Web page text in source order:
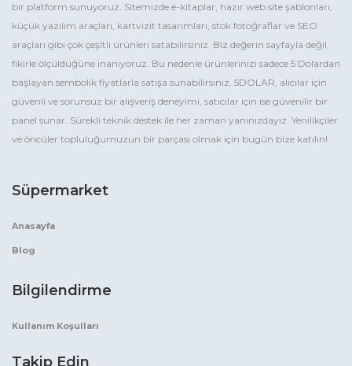
bir platform sunuyoruz. Sitemizde e-kitaplar, hazır web site şablonları,
küçük yazılım araçları, kartvizit tasarımları, stok fotoğraflar ve SEO
araçları gibi çok çeşitli ürünleri satabilirsiniz. Biz değerin sayfayla değil,
fikirle ölçüldüğüne inanıyoruz. Bu nedenle ürünlerinizi sadece 5 Dolardan
başlayan sembolik fiyatlarla satışa sunabilirsiniz. 5DOLAR, alıcılar için
güvenli ve sorunsuz bir alışveriş deneyimi, satıcılar için ise güvenilir bir
panel sunar. Sürekli teknik destek ile her zaman yanınızdayız. Yenilikçiler
ve öncüler topluluğumuzun bir parçası olmak için bugün bize katılın!
Süpermarket
Anasayfa
Blog
Bilgilendirme
Kullanım Koşulları
Takip Edin